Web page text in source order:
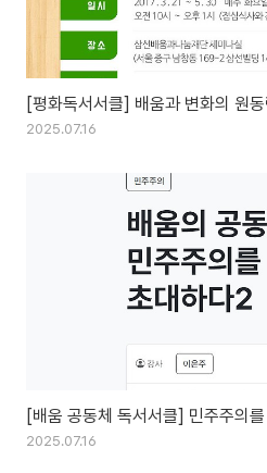
[평화독서서클] 배움과 변화의 원
2025.07.16
[배움 공동체 독서서클] 민주주의
2025.07.16